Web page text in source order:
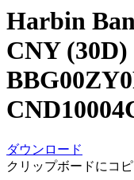
Harbin
CNY
ダウンロード
クリップボードにコ